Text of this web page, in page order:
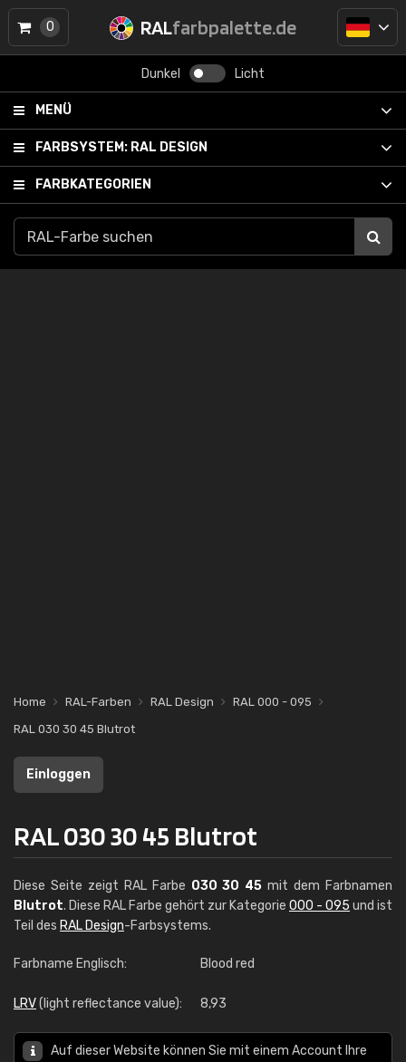
RALfarbpalette.de
Dunkel Licht
MENÜ
FARBSYSTEM: RAL DESIGN
FARBKATEGORIEN
0
Home RAL-Farben RAL Design
RAL 000 - 095
RAL 030 30 45 Blutrot
Einloggen
RAL 030 30 45 Blutrot
Diese Seite zeigt RAL Farbe 030 30 45 mit dem Farbnamen
Blutrot. Diese RAL Farbe gehört zur Kategorie 000 - 095 und ist
Teil des RAL Design-Farbsystems.
Farbname Englisch: Blood red
LRV(light reflectance value): 8,93
Auf dieser Website können Sie mit einem Account Ihre